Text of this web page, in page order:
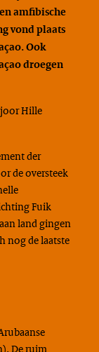
amfibische
vond plaats
Ook
droegen
Hille
der
de oversteek
Fuik
land gingen
nog de laatste
De ruim